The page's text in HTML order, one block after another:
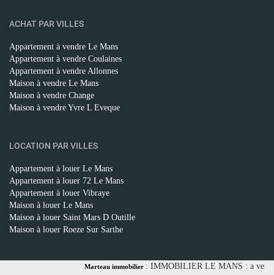
ACHAT PAR VILLES
Appartement à vendre Le Mans
Appartement à vendre Coulaines
Appartement à vendre Allonnes
Maison à vendre Le Mans
Maison à vendre Change
Maison à vendre Yvre L Eveque
LOCATION PAR VILLES
Appartement à louer Le Mans
Appartement à louer 72 Le Mans
Appartement à louer Vibraye
Maison à louer Le Mans
Maison à louer Saint Mars D Outille
Maison à louer Roeze Sur Sarthe
Marteau immobilier: IMMOBILIER LE MANS : a vendre -